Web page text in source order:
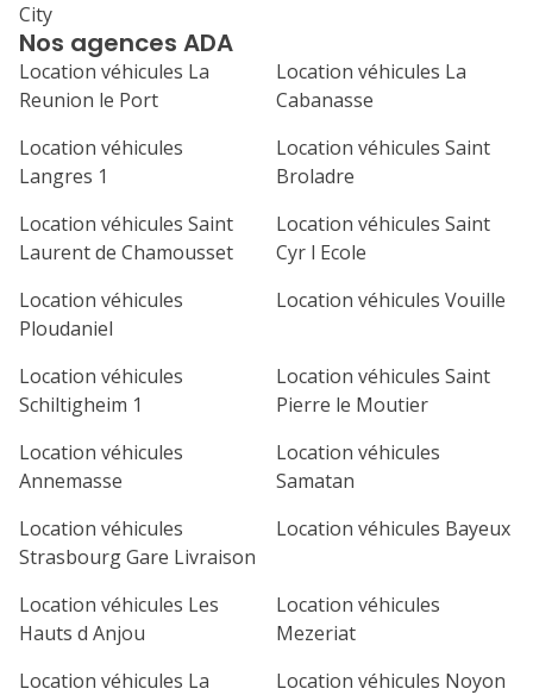
7 8 9 10 11
21 23
28 29 30
Nos agences ADA
Location véhicules La
Reunion le Port
Location véhicules La
Cabanasse
Location véhicules
Langres 1
Location véhicules Saint
Broladre
Location véhicules Saint
Laurent de Chamousset
Location véhicules Saint
Cyr l Ecole
Location véhicules
Ploudaniel
Location véhicules Vouille
Location véhicules
Schiltigheim 1
Location véhicules Saint
Pierre le Moutier
Location véhicules
Annemasse
Location véhicules
Samatan
Location véhicules
Strasbourg Gare Livraison
Location véhicules Bayeux
Location véhicules Les
Hauts d Anjou
Location véhicules
Mezeriat
Location véhicules La
Location véhicules Noyon
City